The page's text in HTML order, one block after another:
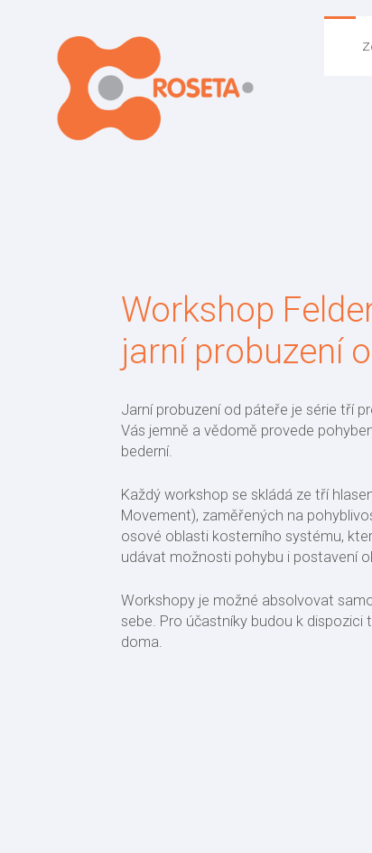
Workshop
jarní probuzení
Jarní probuzení od páteře je série tří
Vás jemně a vědomě provede
bederní.
Každý workshop se skládá ze tří
Movement), zaměřených na
osové oblasti kosterního systému,
udávat možnosti pohybu i postavení
Workshopy je možné absolvovat
sebe. Pro účastníky budou k dispozici
doma.